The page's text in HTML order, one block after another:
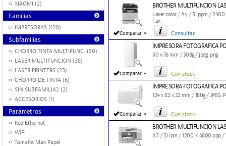
XIAOMI (2)
Familias
IMPRESORAS (120)
Subfamilias
CHORRO TINTA MULTIFUNC. (50)
LASER MULTIFUNCION (38)
LASER PRINTERS (23)
CHORRO DE TINTA (6)
SIN SUBFAMILIA2 (2)
ACCESORIOS (1)
Parámetros
Red Ethernet
WiFi
Tamaño Max Papel
Comparar »
BROTHER MULTIFUNCION
Láser color / A4 / 31 ppm / 2400
Fax
Consultar
Comparar »
IMPRESORA FOTOGRAFICA
50 x 76 mm / 308g / jpeg, png
Con stock
Comparar »
IMPRESORA FOTOGRAFICA
124 x 82 x 22 mm / 180g / JPEG,
Con stock
BROTHER MULTIFUNCION
A3 / 31 ipm / 1200 × 4800 ppp /